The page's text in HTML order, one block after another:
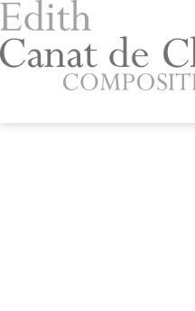
Aller
au
contenu